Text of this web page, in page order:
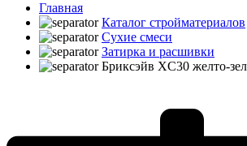
Главная
Каталог стройматериалов
Сухие смеси
Затирка и расшивки
Бриксэйв XC30 желто-